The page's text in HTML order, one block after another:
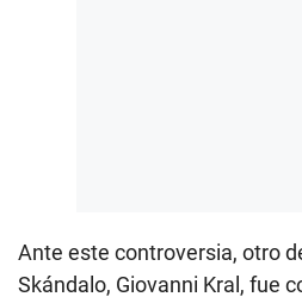
Ante este controversia, otro
Skándalo, Giovanni Kral, fue